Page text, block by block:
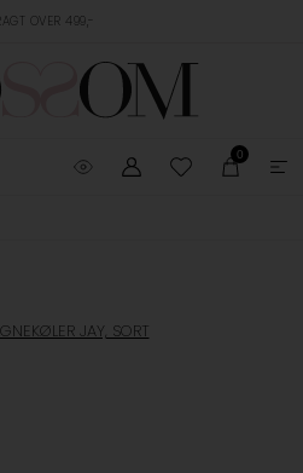
OVER 499,-
0